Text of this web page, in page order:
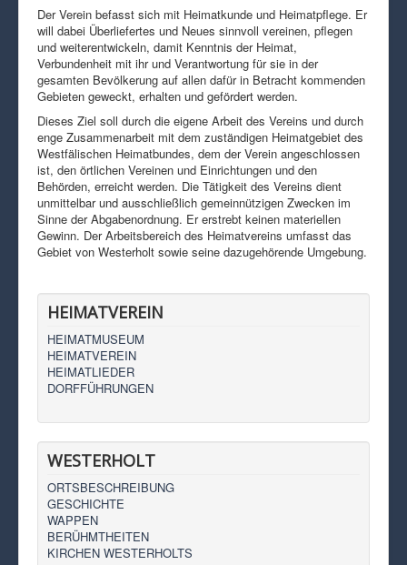
Der Verein befasst sich mit Heimatkunde und Heimatpflege. Er
will dabei Überliefertes und Neues sinnvoll vereinen, pflegen
und weiterentwickeln, damit Kenntnis der Heimat,
Verbundenheit mit ihr und Verantwortung für sie in der
gesamten Bevölkerung auf allen dafür in Betracht kommenden
Gebieten geweckt, erhalten und gefördert werden.
Dieses Ziel soll durch die eigene Arbeit des Vereins und durch
enge Zusammenarbeit mit dem zuständigen Heimatgebiet des
Westfälischen Heimatbundes, dem der Verein angeschlossen
ist, den örtlichen Vereinen und Einrichtungen und den
Behörden, erreicht werden. Die Tätigkeit des Vereins dient
unmittelbar und ausschließlich gemeinnützigen Zwecken im
Sinne der Abgabenordnung. Er erstrebt keinen materiellen
Gewinn. Der Arbeitsbereich des Heimatvereins umfasst das
Gebiet von Westerholt sowie seine dazugehörende Umgebung.
HEIMATVEREIN
HEIMATMUSEUM
HEIMATVEREIN
HEIMATLIEDER
DORFFÜHRUNGEN
WESTERHOLT
ORTSBESCHREIBUNG
GESCHICHTE
WAPPEN
BERÜHMTHEITEN
KIRCHEN WESTERHOLTS